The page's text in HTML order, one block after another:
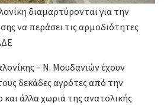
διαμαρτύρονται για την
να περάσει τις αρμοδιότητες
– Ν. Μουδανιών έχουν
δεκάδες αγρότες από την
άλλα χωριά της ανατολικής